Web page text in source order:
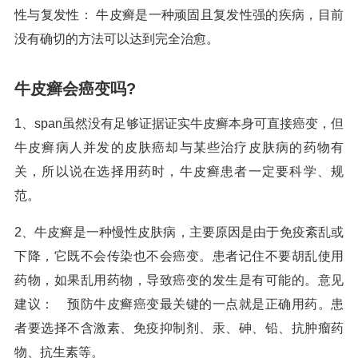
性与复发性： 牛皮癣是一种顽固且复发性强的疾病，目前
没有确切的方法可以达到完全治愈。
牛皮癣会癌变吗?
1、span虽然没有足够证据证实牛皮癣本身可直接癌变，但
牛皮癣病人并发的皮肤癌却与某些治疗皮肤病的药物有
关，所以说在选择用药时，牛皮癣患者一定要科学、规
范。
2、牛皮癣是一种慢性皮肤病，主要原因是由于免疫紊乱或
下降，它既不会传染也不会癌变。患者记住不要胡乱使用
药物，如果乱用药物，导致癌变的发生是有可能的。意见
建议： 预防牛皮癣癌变最关键的一点就是正确用药。患
者要选择不含激素、免疫抑制剂、汞、砷、铅、抗肿瘤药
物、抗生素等。